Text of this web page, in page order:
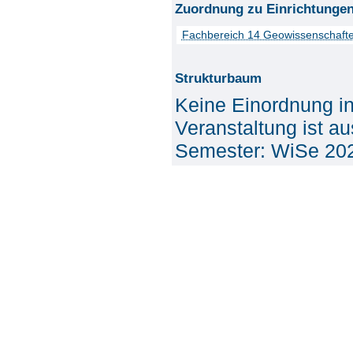
Zuordnung zu
Fachbereich 14
Strukturbaum
Keine Einordnung
Veranstaltung ist
Semester: WiSe